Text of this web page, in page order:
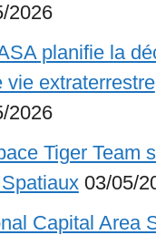
2026
planifie la
vie extraterrestre
2026
Tiger Team
03/05/
Capital Area